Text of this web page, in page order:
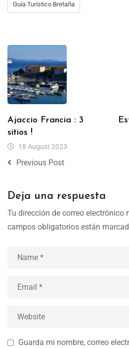
Guía Turístico Bretaña
Ajaccio Francia : 3
sitios !
18 August 2023
Previous Post
Deja una respuesta
Tu dirección de correo electrónico
campos obligatorios están
Guarda mi nombre, correo